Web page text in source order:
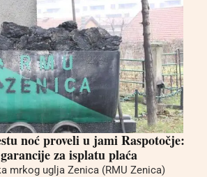
noć proveli u jami Raspotočje:
za isplatu plaća
mrkog uglja Zenica (RMU Zenica)